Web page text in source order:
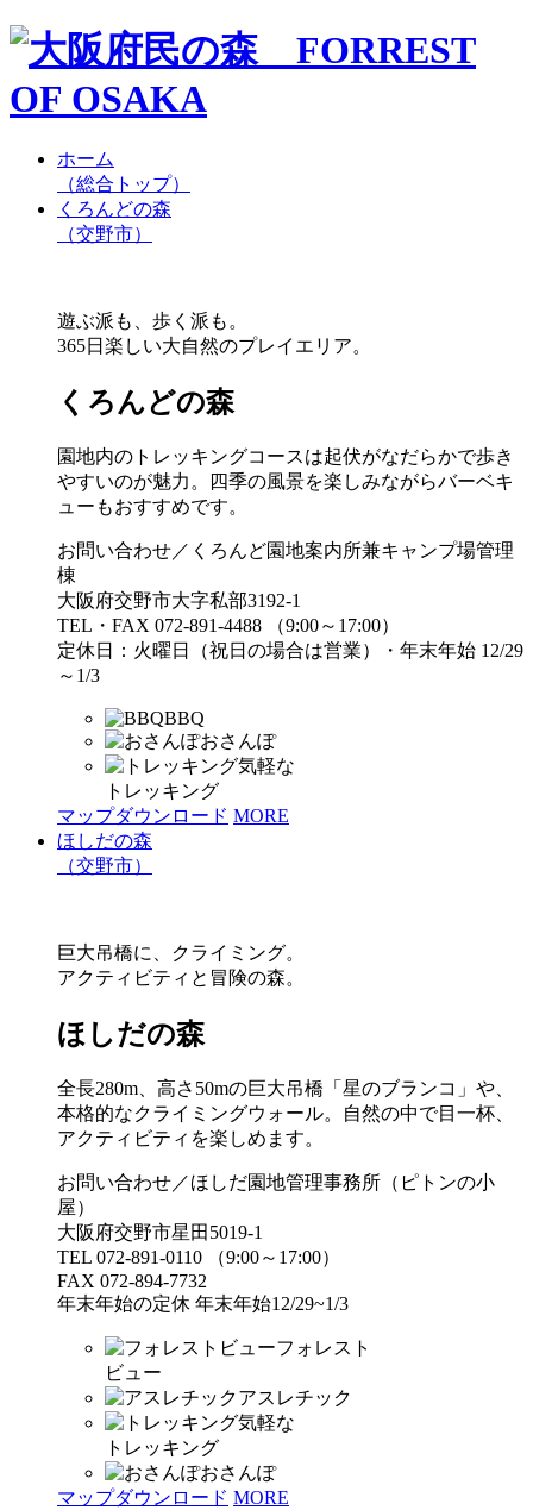
ホーム
（総合トップ）
くろんどの森
（交野市）
遊ぶ派も、歩く派も。
365日楽しい大自然のプレイエリア。
くろんどの森
園地内のトレッキングコースは起伏がなだらかで歩き
やすいのが魅力。四季の風景を楽しみながらバーベキ
ューもおすすめです。
お問い合わせ／くろんど園地案内所兼キャンプ場管理
棟
大阪府交野市大字私部3192-1
TEL・FAX 072-891-4488 （9:00～17:00）
定休日：火曜日（祝日の場合は営業）・年末年始 12/29
～1/3
BBQ
おさんぽ
気軽な
トレッキング
マップダウンロード MORE
ほしだの森
（交野市）
巨大吊橋に、クライミング。
アクティビティと冒険の森。
ほしだの森
全長280m、高さ50mの巨大吊橋「星のブランコ」や、
本格的なクライミングウォール。自然の中で目一杯、
アクティビティを楽しめます。
お問い合わせ／ほしだ園地管理事務所（ピトンの小
屋）
大阪府交野市星田5019-1
TEL 072-891-0110 （9:00～17:00）
FAX 072-894-7732
年末年始の定休 年末年始12/29~1/3
フォレスト
ビュー
アスレチック
気軽な
トレッキング
おさんぽ
マップダウンロード MORE